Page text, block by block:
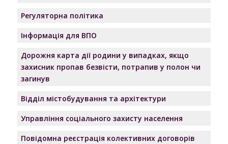
Регуляторна політика
Інформація для ВПО
Дорожня карта дії родини у випадках, якщо
захисник пропав безвісти, потрапив у полон чи
загинув
Відділ містобудування та архітектури
Управління соціального захисту населення
Повідомна реєстрація колективних договорів